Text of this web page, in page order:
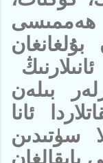
بىلەن
ئانا
سۈتىدىن
بايقالغان